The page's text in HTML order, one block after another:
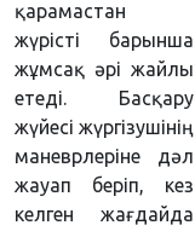
қарамастан
жүрісті барынша
жұмсақ әрі жайлы
етеді. Басқару
жүйесі жүргізушінің
маневрлеріне дәл
жауап беріп, кез
келген жағдайда